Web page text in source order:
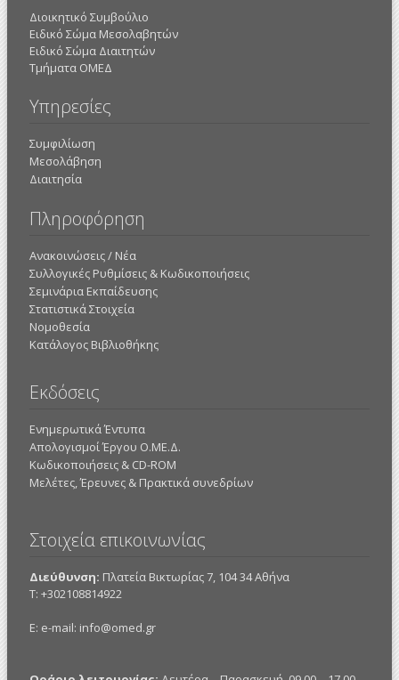
Διοικητικό Συμβούλιο
Ειδικό Σώμα Μεσολαβητών
Ειδικό Σώμα Διαιτητών
Τμήματα ΟΜΕΔ
Υπηρεσίες
Συμφιλίωση
Μεσολάβηση
Διαιτησία
Πληροφόρηση
Ανακοινώσεις / Νέα
Συλλογικές Ρυθμίσεις & Κωδικοποιήσεις
Σεμινάρια Εκπαίδευσης
Στατιστικά Στοιχεία
Νομοθεσία
Κατάλογος Βιβλιοθήκης
Εκδόσεις
Ενημερωτικά Έντυπα
Απολογισμοί Έργου Ο.ΜΕ.Δ.
Κωδικοποιήσεις & CD-ROM
Mελέτες, Έρευνες & Πρακτικά συνεδρίων
Στοιχεία επικοινωνίας
Διεύθυνση: Πλατεία Βικτωρίας 7, 104 34 Αθήνα
Τ: +302108814922
E: e-mail: info@omed.gr